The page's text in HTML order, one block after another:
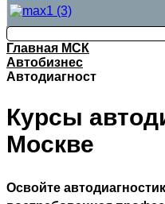
Главная МСК
Автобизнес
Автодиагност
Курсы
Москве
Освойте